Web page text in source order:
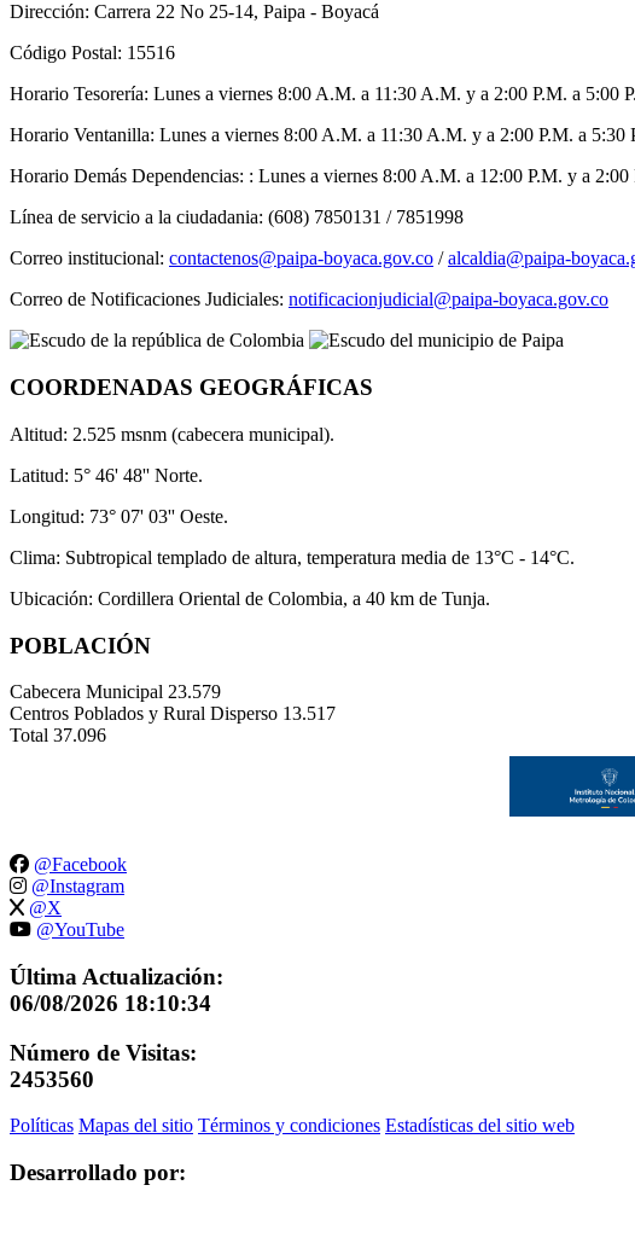
Dirección: Carrera 22 No 25-14, Paipa - Boyacá
Código Postal: 15516
Horario Tesorería: Lunes a viernes 8:00 A.M. a 11:30 A.M. y a 2:00 P.M. a 5:00
Horario Ventanilla: Lunes a viernes 8:00 A.M. a 11:30 A.M. y a 2:00 P.M. a 5:30
Horario Demás Dependencias: : Lunes a viernes 8:00 A.M. a 12:00 P.M. y a 2:00
Línea de servicio a la ciudadania: (608) 7850131 / 7851998
Correo institucional: contactenos@paipa-boyaca.gov.co /alcaldia@paipa-
Correo de Notificaciones Judiciales: notificacionjudicial@paipa-boyaca.gov.co
COORDENADAS GEOGRÁFICAS
Altitud: 2.525 msnm (cabecera municipal).
Latitud: 5° 46' 48'' Norte.
Longitud: 73° 07' 03'' Oeste.
Clima: Subtropical templado de altura, temperatura media de 13°C - 14°C.
Ubicación: Cordillera Oriental de Colombia, a 40 km de Tunja.
POBLACIÓN
Cabecera Municipal 23.579
Centros Poblados y Rural Disperso 13.517
Total 37.096
@Facebook
@Instagram
@X
@YouTube
Última Actualización:
06/08/2026 18:10:34
Número de Visitas:
2453560
Políticas Mapas del sitio Términos y condiciones Estadísticas del sitio web
Desarrollado por: